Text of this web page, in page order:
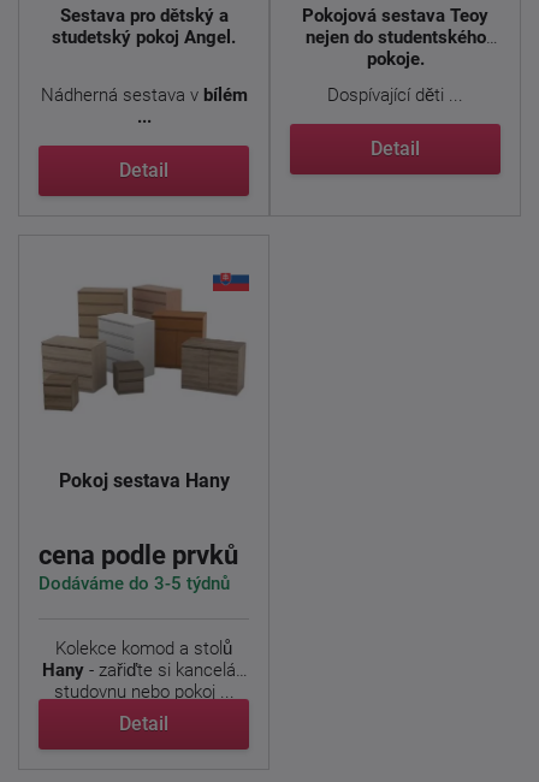
Sestava pro dětský a
studetský pokoj Angel.
Nádherná sestava v bílém
...
Detail
Pokojová sestava Teoy
nejen do studentského
pokoje.
Dospívající děti ...
Detail
Pokoj sestava Hany
cena podle prvků
Dodáváme do 3-5 týdnů
Kolekce komod a stolů
Hany - zařiďte si kancelář,
studovnu nebo pokoj ...
Detail